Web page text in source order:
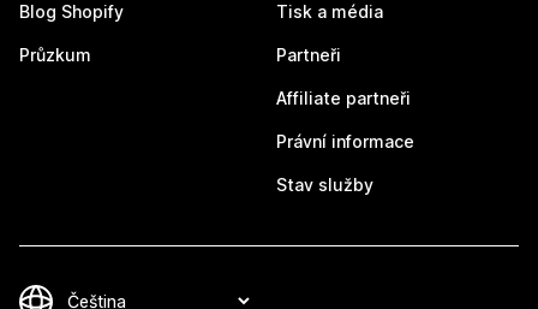
Blog Shopify
Průzkum
Tisk a média
Partneři
Affiliate partneři
Právní informace
Stav služby